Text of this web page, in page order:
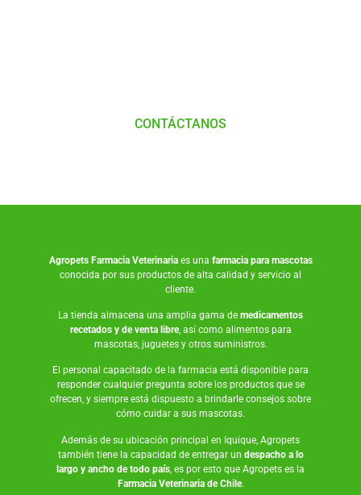
CONTÁCTANOS
Agropets Farmacia Veterinariaes una farmacia para mascotas
conocida por sus productos de alta calidad y servicio al
cliente.
La tienda almacena una amplia gama de medicamentos
recetados y de venta libre, así como alimentos para
mascotas, juguetesy otros suministros.
El personal capacitado de la farmacia está disponible para
responder cualquier pregunta sobre los productos que se
ofrecen, y siempre está dispuesto a brindarle consejos sobre
cómo cuidar a sus mascotas.
Además de su ubicación principal en Iquique, Agropets
también tiene la capacidad de entregar un despacho a lo
largo y ancho de todo país , es por esto que Agropets es la
Farmacia Veterinaria de Chile.